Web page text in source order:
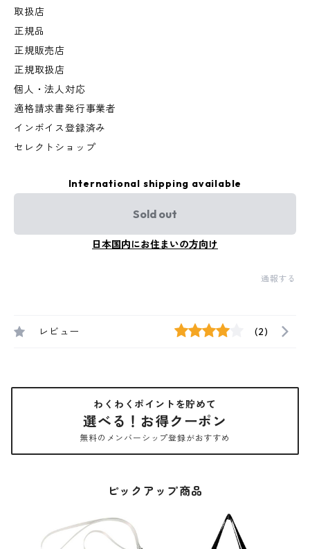
取扱店
正規品
正規販売店
正規取扱店
個人・法人対応
適格請求書発行事業者
インボイス登録済み
セレクトショップ
International shipping available
Sold out
日本国内にお住まいの方向け
通報する
レビュー (2)
わくわくポイントを貯めて
選べる！お得クーポン
無料のメンバーシップ登録がおすすめ
ピックアップ商品